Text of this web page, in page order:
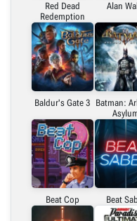
Red Dead
Redemption
Alan
Baldur's Gate 3 Batman:
Beat Cop Beat